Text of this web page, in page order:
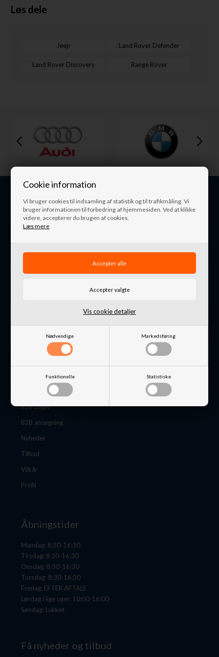
Cookie information
Vi bruger cookies til indsamling af statistik og til trafikmåling. Vi
bruger informationen til forbedring af hjemmesiden. Ved at klikke
videre, accepterer du brugen af cookies.
Læs mere
Nødvendige Markedsføring
Funktionelle Statistiske
Vis cookie detaljer
Løs dele
Jeep Land Rover Defender
Land Rover Discovery Range Rover
Danmark
Information
B2B Login
B2B ansøgning
Nyheder
Tilbud
Vilkår
Profil
Åbningstider
Mandag: 8:30-16:30
Tirsdag: 8:30-16:30
Onsdag: 8:30-16:30
Torsdag: 8:30-16:30
Fredag: EFTER AFTALE
Lørdag i lige uger: 10:00-16:00
Søndag: Lukket
Få nyheder og tilbud